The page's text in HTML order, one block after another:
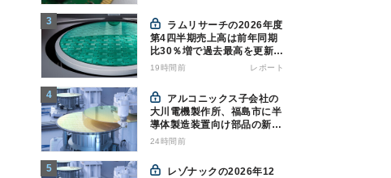
第4四半期売上高は前年同期
比30％増で過去最高を更新、
NAND関連が好調
19時間前 レポート
大川電機製作所、福島市に半
導体製造装置向け部品の新工
場建設を決定
24時間前